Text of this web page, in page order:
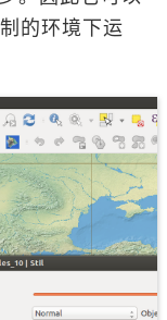
的环境下运